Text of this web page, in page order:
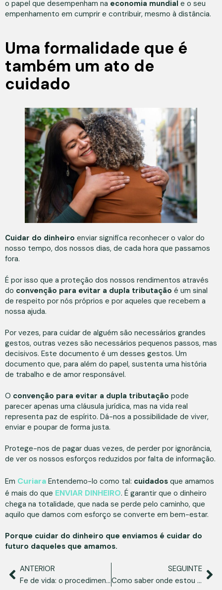
o papel que desempenham na economia mundial e o seu
empenhamento em cumprir e contribuir, mesmo à distância.
Uma formalidade que é
também um ato de
cuidado
Cuidar do dinheiro enviar significa reconhecer o valor do
nosso tempo, dos nossos dias, de cada hora que passamos
fora.
É por isso que a proteção dos nossos rendimentos através
do convenção para evitar a dupla tributação é um sinal
de respeito por nós próprios e por aqueles que recebem a
nossa ajuda.
Por vezes, para cuidar de alguém são necessários grandes
gestos, outras vezes são necessários pequenos passos, mas
decisivos. Este documento é um desses gestos. Um
documento que, para além do papel, sustenta uma história
de trabalho e de amor responsável.
O convenção para evitar a dupla tributação pode
parecer apenas uma cláusula jurídica, mas na vida real
representa paz de espírito. Dá-nos a possibilidade de viver,
enviar e poupar de forma justa.
Protege-nos de pagar duas vezes, de perder por ignorância,
de ver os nossos esforços reduzidos por falta de informação.
Em Curiara Entendemo-lo como tal: cuidados que amamos
é mais do que ENVIAR DINHEIRO. É garantir que o dinheiro
chega na totalidade, que nada se perde pelo caminho, que
aquilo que damos com esforço se converte em bem-estar.
Porque cuidar do dinheiro que enviamos é cuidar do
futuro daqueles que amamos.
ANTERIOR
Fe de vida: o procedimento que assegura os cuidados à distância
SEGUINTE
Como saber onde estou registado: o documento que vos permite tratar de mim aqui